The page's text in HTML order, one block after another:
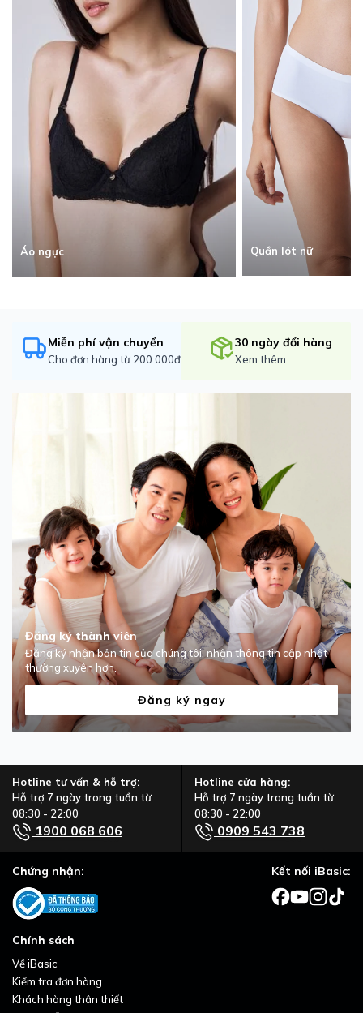
Áo ngực Quần lót nữ
Miễn phí vận chuyển
Cho đơn hàng từ 200.000đ
30 ngày đổi hàng
Xem thêm
Đăng ký thành viên
Đăng ký nhận bản tin của chúng tôi, nhận thông tin cập nhật
thường xuyên hơn.
Đăng ký ngay
Hotline tư vấn & hỗ trợ:
Hỗ trợ 7 ngày trong tuần từ
08:30 - 22:00
1900 068 606
Hotline cửa hàng:
Hỗ trợ 7 ngày trong tuần từ
08:30 - 22:00
0909 543 738
Chính sách
Về iBasic
Kiểm tra đơn hàng
Khách hàng thân thiết
Chứng nhận: Kết nối iBasic: